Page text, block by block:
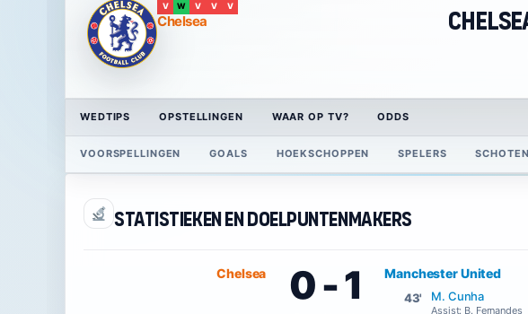
V W V V V
Chelsea
WEDTIPS OPSTELLINGEN WAAR OP TV? ODDS
VOORSPELLINGEN GOALS HOEKSCHOPPEN SPELERS SCHOTEN
Statistieken en doelpuntenmakers
Chelsea 0 - 1 Manchester United
43' M. Cunha
Assist: B. Fernandes